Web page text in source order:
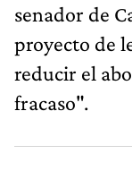
senador de
proyecto de
reducir el
fracaso".